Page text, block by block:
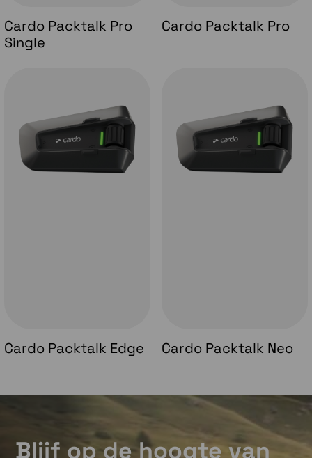
Cardo Packtalk Pro
Single
Cardo Packtalk Pro
Cardo Packtalk Edge Cardo Packtalk Neo
Blijf op de hoogte van